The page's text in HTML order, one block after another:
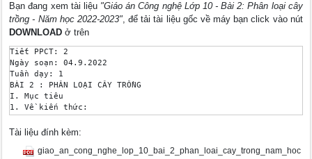
Bạn đang xem tài liệu "Giáo án Công nghệ Lớp 10 - Bài 2: Phân loại cây
trồng - Năm học 2022-2023", để tải tài liệu gốc về máy bạn click vào nút
DOWNLOAD ở trên
Tiết PPCT: 2
Ngày soạn: 04.9.2022
Tuần dạy: 1
BÀI 2 : PHÂN LOẠI CÂY TRỒNG
I. Mục tiêu
1. Về kiến thức:
- Phân loại được nhóm cây trồng theo nguồn gốc, theo đặc
2. Về năng lực:
Tài liệu đính kèm:
giao_an_cong_nghe_lop_10_bai_2_phan_loai_cay_trong_nam_hoc